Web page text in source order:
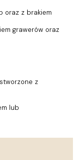
oraz z brakiem
grawerów oraz
z
lub